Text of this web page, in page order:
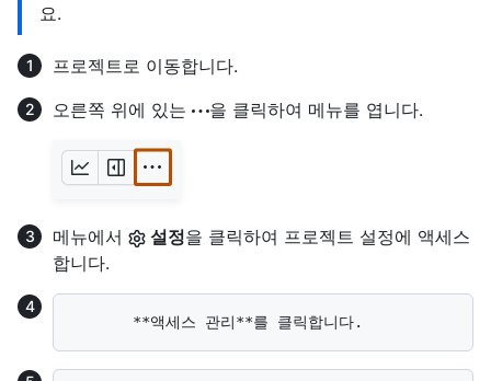
요.
프로젝트로 이동합니다.
오른쪽 위에 있는
을 클릭하여 메뉴를 엽니다.
메뉴에서 설정을 클릭하여 프로젝트 설정에 액세스
합니다.